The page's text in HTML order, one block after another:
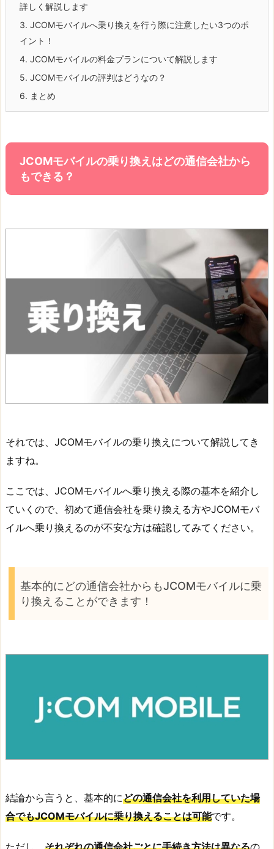
詳しく解説します
3. JCOMモバイルへ乗り換えを行う際に注意したい3つのポ
イント！
4. JCOMモバイルの料金プランについて解説します
5. JCOMモバイルの評判はどうなの？
6. まとめ
JCOMモバイルの乗り換えはどの通信会社から
もできる？
それでは、JCOMモバイルの乗り換えについて解説してき
ますね。
ここでは、JCOMモバイルへ乗り換える際の基本を紹介し
ていくので、初めて通信会社を乗り換える方やJCOMモバ
イルへ乗り換えるのが不安な方は確認してみてください。
基本的にどの通信会社からもJCOMモバイルに乗
り換えることができます！
結論から言うと、基本的にどの通信会社を利用していた場
合でもJCOMモバイルに乗り換えることは可能です。